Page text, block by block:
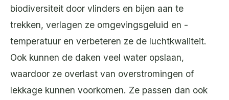
biodiversiteit door vlinders en bijen aan te
trekken, verlagen ze omgevingsgeluid en -
temperatuur en verbeteren ze de luchtkwaliteit.
Ook kunnen de daken veel water opslaan,
waardoor ze overlast van overstromingen of
lekkage kunnen voorkomen. Ze passen dan ook